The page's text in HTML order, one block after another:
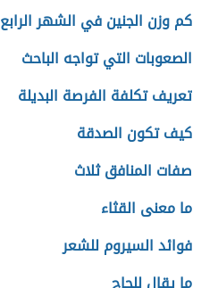
كم وزن الجنين في الشهر الرابع
الصعوبات التي تواجه الباحث
تعريف تكلفة الفرصة البديلة
كيف تكون الصدقة
صفات المنافق ثلاث
ما معنى القثاء
فوائد السيروم للشعر